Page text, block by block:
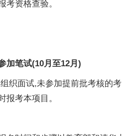
考资格查验。
加笔试(10月至12月)
织面试,未参加提前批考核的考
报考本项目。